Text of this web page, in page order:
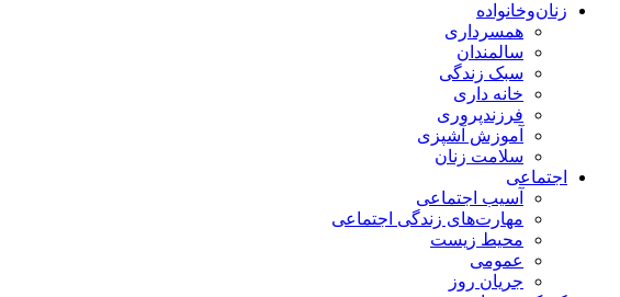
زنان‌وخانواده
همسرداری
سالمندان
سبک زندگی
خانه داری
فرزندپروری
آموزش آشپزی
سلامت زنان
اجتماعی
آسیب اجتماعی
مهارت‌های زندگی اجتماعی
محیط زیست
عمومی
جریان روز